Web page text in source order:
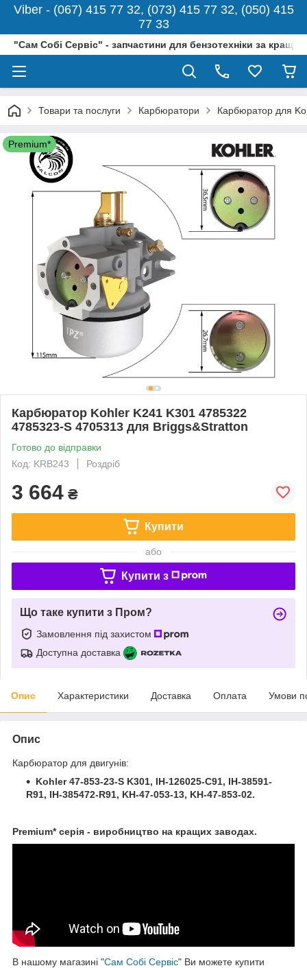
Viber - (067) 415 77 32, (073) 415 77 32, (050) 415
77 33
"Сам Собі Сервіс" - запчастини для бензотехніки за
Товари та послуги Карбюратори Карбюратор для
Premium*
Карбюратор Kohler K241 K301 4785322
4785323-S 4705313 для Briggs&Stratton
Готово до відправки
Код: KRB243
Роздріб
3 664 ₴
Купити
або
Купити з
Що таке купити з Пром?
Замовлення під захистом
Доступна доставка
Опис Характеристики Доставка Оплата Умови
Опис
Карбюратор для двигунів:
Kohler 47-853-23-S K301, IH-126025-C91, IH-38591-
R91, IH-385472-R91, KH-47-053-13, KH-47-853-02.
Premium* серія - виробництво на кращих заводах.
В нашому магазині "Сам Собі Сервіс" Ви можете купити